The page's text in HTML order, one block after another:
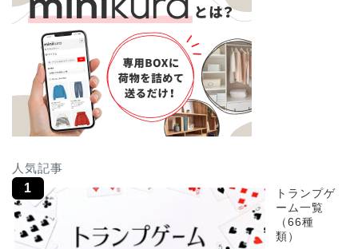
人気記事
トランプゲ
ーム一覧
（66種
類）